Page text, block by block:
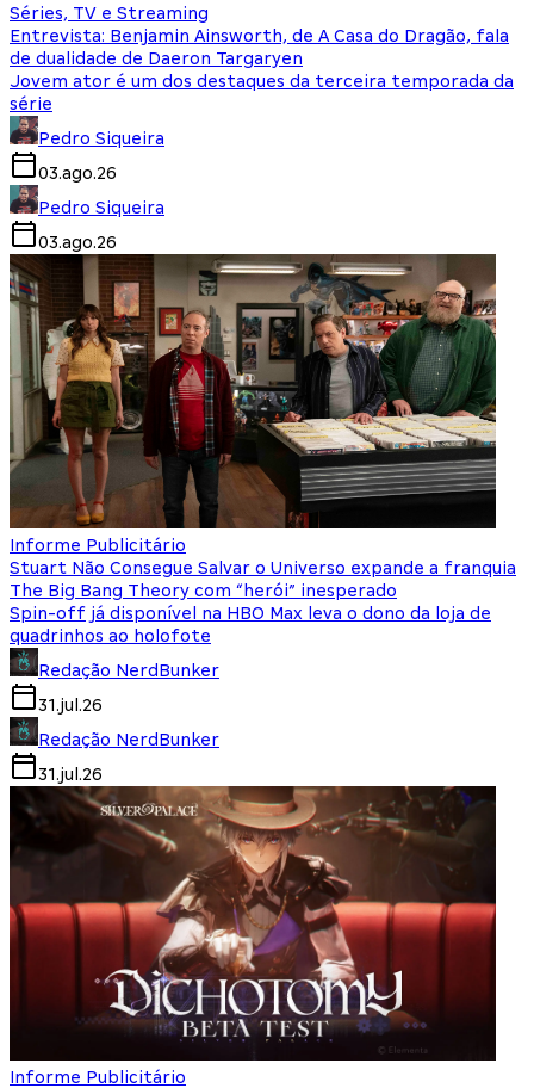
Séries, TV e Streaming
Entrevista: Benjamin Ainsworth, de A Casa do Dragão, fala
de dualidade de Daeron Targaryen
Jovem ator é um dos destaques da terceira temporada da
série
Pedro Siqueira
03.ago.26
Pedro Siqueira
03.ago.26
Informe Publicitário
Stuart Não Consegue Salvar o Universo expande a franquia
The Big Bang Theory com “herói” inesperado
Spin-off já disponível na HBO Max leva o dono da loja de
quadrinhos ao holofote
Redação NerdBunker
31.jul.26
Redação NerdBunker
31.jul.26
Informe Publicitário